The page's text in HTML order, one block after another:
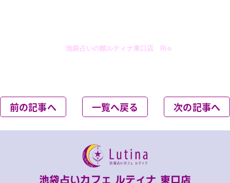
池袋占いの館ルティナ東口店 Rio
前の記事へ 一覧へ戻る 次の記事へ
池袋占いカフェ ルティナ 東口店